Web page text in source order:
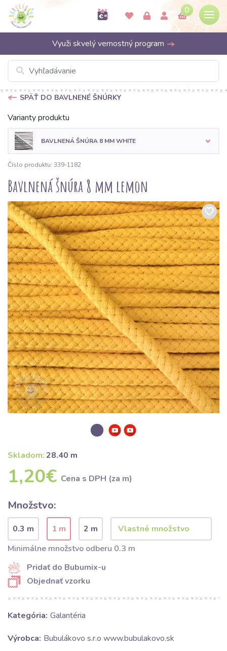
0
Využi skvelý vernostný program
SPÄŤ DO BAVLNENÉ ŠNÚRKY
Varianty produktu
BAVLNENÁ ŠNÚRA 8 MM WHITE
Číslo produktu: 339-1182
Bavlnená šnúra 8 mm lemon
Skladom:28.40 m
1,20€ Cena s DPH (za m)
Množstvo:
0.3 m 1 m
2 m
Minimálne množstvo odberu 0.3 m
Pridať do Bubumix-u
Objednať vzorku
Kategória: Galantéria
Výrobca: Bubulákovo s.r.o www.bubulakovo.sk